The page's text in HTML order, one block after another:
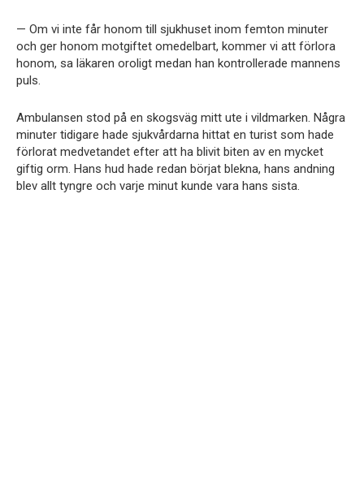
— Om vi inte får honom till sjukhuset inom femton minuter
och ger honom motgiftet omedelbart, kommer vi att förlora
honom, sa läkaren oroligt medan han kontrollerade mannens
puls.
Ambulansen stod på en skogsväg mitt ute i vildmarken. Några
minuter tidigare hade sjukvårdarna hittat en turist som hade
förlorat medvetandet efter att ha blivit biten av en mycket
giftig orm. Hans hud hade redan börjat blekna, hans andning
blev allt tyngre och varje minut kunde vara hans sista.